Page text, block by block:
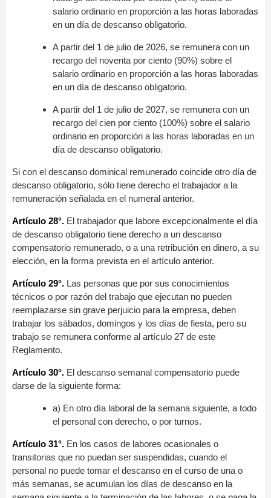
salario ordinario en proporción a las horas laboradas
en un día de descanso obligatorio.
A partir del 1 de julio de 2026, se remunera con un
recargo del noventa por ciento (90%) sobre el
salario ordinario en proporción a las horas laboradas
en un día de descanso obligatorio.
A partir del 1 de julio de 2027, se remunera con un
recargo del cien por ciento (100%) sobre el salario
ordinario en proporción a las horas laboradas en un
día de descanso obligatorio.
Si con el descanso dominical remunerado coincide otro día de
descanso obligatorio, sólo tiene derecho el trabajador a la
remuneración señalada en el numeral anterior.
Artículo 28°. El trabajador que labore excepcionalmente el día
de descanso obligatorio tiene derecho a un descanso
compensatorio remunerado, o a una retribución en dinero, a su
elección, en la forma prevista en el artículo anterior.
Artículo 29°. Las personas que por sus conocimientos
técnicos o por razón del trabajo que ejecutan no pueden
reemplazarse sin grave perjuicio para la empresa, deben
trabajar los sábados, domingos y los días de fiesta, pero su
trabajo se remunera conforme al artículo 27 de este
Reglamento.
Artículo 30°. El descanso semanal compensatorio puede
darse de la siguiente forma:
a) En otro día laboral de la semana siguiente, a todo
el personal con derecho, o por turnos.
Artículo 31°. En los casos de labores ocasionales o
transitorias que no puedan ser suspendidas, cuando el
personal no puede tomar el descanso en el curso de una o
más semanas, se acumulan los días de descanso en la